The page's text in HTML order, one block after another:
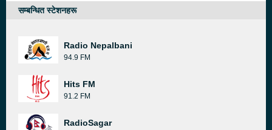
सम्बन्धित स्टेशनहरू
Radio Nepalbani
94.9 FM
Hits FM
91.2 FM
RadioSagar